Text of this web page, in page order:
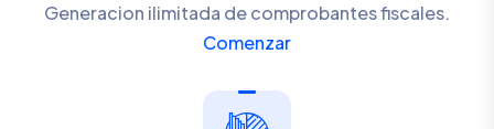
Generacion ilimitada de comprobantes fiscales.
Comenzar